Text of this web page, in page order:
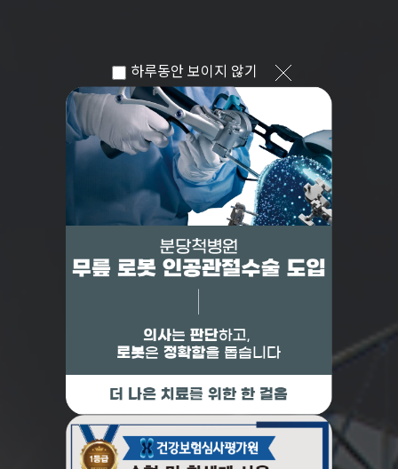
하루동안 보이지 않기